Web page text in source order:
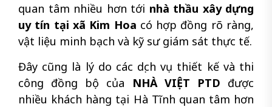
quan tâm nhiều hơn tới nhà thầu xây dựng
uy tín tại xã Kim Hoa có hợp đồng rõ ràng,
vật liệu minh bạch và kỹ sư giám sát thực tế.
Đây cũng là lý do các dịch vụ thiết kế và thi
công đồng bộ của
NHÀ VIỆT PTD được
nhiều khách hàng tại Hà Tĩnh quan tâm hơn